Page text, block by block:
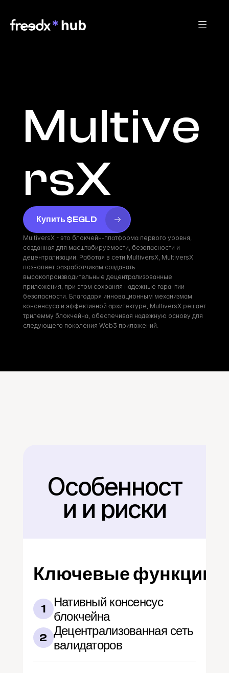
Multive
rsX
Купить $EGLD
MultiversX - это блокчейн-платформа первого уровня,
созданная для масштабируемости, безопасности и
децентрализации. Работая в сети MultiversX, MultiversX
позволяет разработчикам создавать
высокопроизводительные децентрализованные
приложения, при этом сохраняя надежные гарантии
безопасности. Благодаря инновационным механизмам
консенсуса и эффективной архитектуре, MultiversX решает
трилемму блокчейна, обеспечивая надежную основу для
следующего поколения Web3 приложений.
Назад
Особенност
и и риски
Ключевые функции
1
Нативный консенсус
блокчейна
2 Децентрализованная сеть
валидаторов